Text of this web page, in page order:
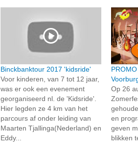
Binckbanktour 2017 'kidsride'
Voor kinderen, van 7 tot 12 jaar,
was er ook een evenement
georganiseerd nl. de 'Kidsride'.
Hier legden ze 4 km van het
parcours af onder leiding van
Maarten Tjallinga(Nederland) en
Eddy...
Op 26
en
geven
blikken